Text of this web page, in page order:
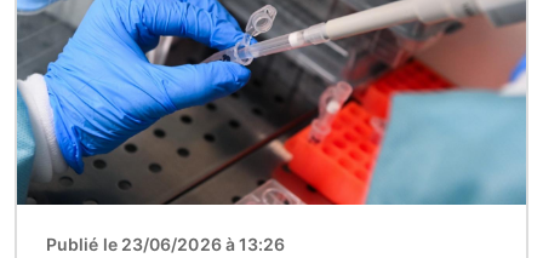
Publié le 23/06/2026 à 13:26